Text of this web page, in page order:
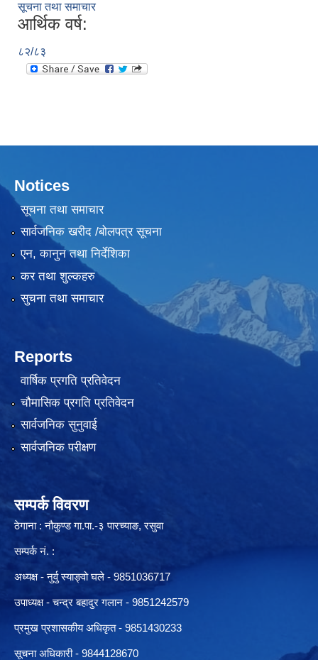
सूचना तथा समाचार
आर्थिक वर्ष:
८२/८३
Notices
सूचना तथा समाचार
सार्वजनिक खरीद /बोलपत्र सूचना
एन, कानुन तथा निर्देशिका
कर तथा शुल्कहरु
सुचना तथा समाचार
Reports
वार्षिक प्रगति प्रतिवेदन
चौमासिक प्रगति प्रतिवेदन
सार्वजनिक सुनुवाई
सार्वजनिक परीक्षण
सम्पर्क विवरण
ठेगाना : नौकुण्ड गा.पा.-३ पारच्याङ, रसुवा
सम्पर्क नं. :
अध्यक्ष - नुर्वु स्याङ्वो घले - 9851036717
उपाध्यक्ष - चन्द्र बहादुर गलान - 9851242579
प्रमुख प्रशासकीय अधिकृत - 9851430233
सूचना अधिकारी - 9844128670